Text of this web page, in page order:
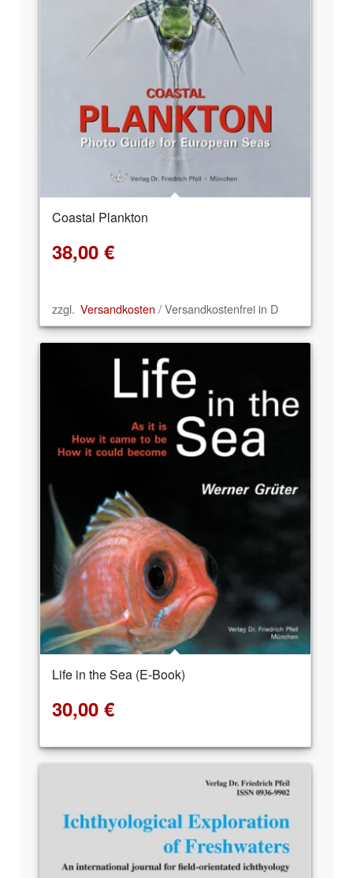
Coastal Plankton
38,00 €
zzgl. Versandkosten / Versandkostenfrei in D
Life in the Sea (E-Book)
30,00 €